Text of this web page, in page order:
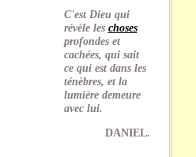
C'est Dieu qui
révèle les choses
profondes et
cachées, qui sait
ce qui est dans les
ténèbres, et la
lumière demeure
avec lui.
DANIEL.